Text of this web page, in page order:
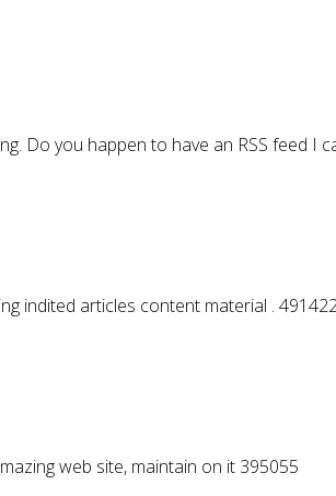
Do you happen to have an RSS feed I
indited articles content material .
web site, maintain on it 395055